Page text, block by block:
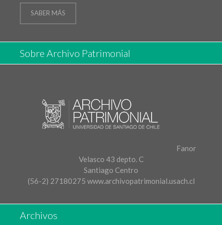
SABER MÁS
Sobre Archivo Patrimonial
Fanor
Velasco 43 depto. C
Santiago Centro
(56-2) 27180275 www.archivopatrimonial.usach.cl
Archivos